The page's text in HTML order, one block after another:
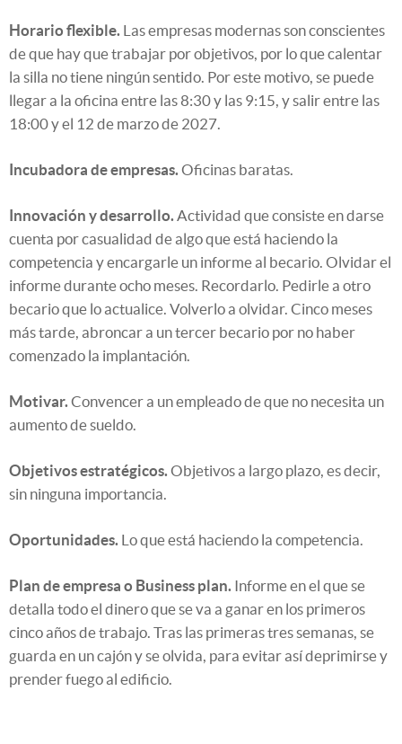
Horario flexible. Las empresas modernas son conscientes
de que hay que trabajar por objetivos, por lo que calentar
la silla no tiene ningún sentido. Por este motivo, se puede
llegar a la oficina entre las 8:30 y las 9:15, y salir entre las
18:00 y el 12 de marzo de 2027.
Incubadora de empresas.Oficinas baratas.
Innovación y desarrollo.Actividad que consiste en darse
cuenta por casualidad de algo que está haciendo la
competencia y encargarle un informe al becario. Olvidar el
informe durante ocho meses. Recordarlo. Pedirle a otro
becario que lo actualice. Volverlo a olvidar. Cinco meses
más tarde, abroncar a un tercer becario por no haber
comenzado la implantación.
Motivar.Convencer a un empleado de que no necesita un
aumento de sueldo.
Objetivos estratégicos.Objetivos a largo plazo, es decir,
sin ninguna importancia.
Oportunidades. Lo que está haciendo la competencia.
Plan de empresa o Business plan. Informe en el que se
detalla todo el dinero que se va a ganar en los primeros
cinco años de trabajo. Tras las primeras tres semanas, se
guarda en un cajón y se olvida, para evitar así deprimirse y
prender fuego al edificio.